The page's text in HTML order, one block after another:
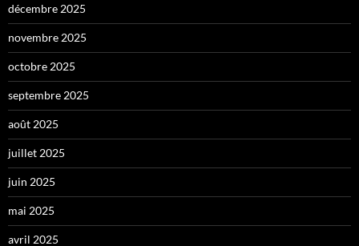
décembre 2025
novembre 2025
octobre 2025
septembre 2025
août 2025
juillet 2025
juin 2025
mai 2025
avril 2025